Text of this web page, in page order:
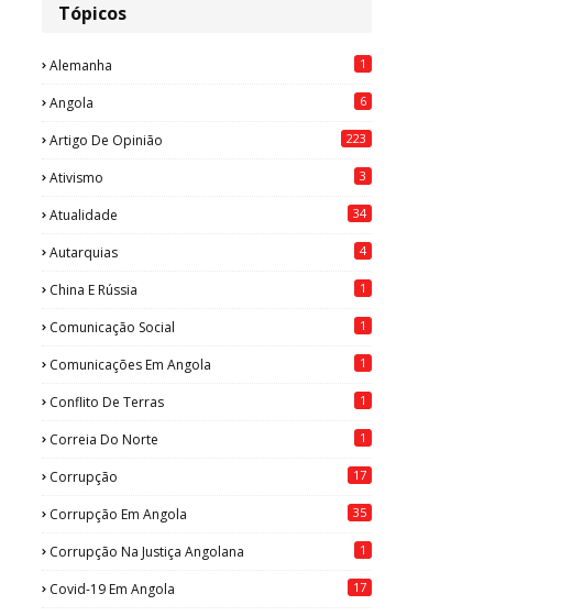
Tópicos
Alemanha 1
Angola 6
Artigo De Opinião 223
Ativismo 3
Atualidade 34
Autarquias 4
China E Rússia 1
Comunicação Social 1
Comunicações Em Angola 1
Conflito De Terras 1
Correia Do Norte 1
Corrupção 17
Corrupção Em Angola 35
Corrupção Na Justiça Angolana 1
Covid-19 Em Angola 17